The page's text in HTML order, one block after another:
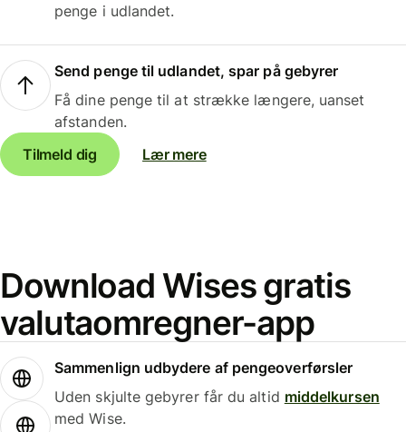
penge i udlandet.
Send penge til udlandet, spar på gebyrer
Få dine penge til at strække længere, uanset
afstanden.
Tilmeld dig
Lær mere
Download Wises gratis
valutaomregner-app
Sammenlign udbydere af pengeoverførsler
Uden skjulte gebyrer får du altid middelkursen
med Wise.